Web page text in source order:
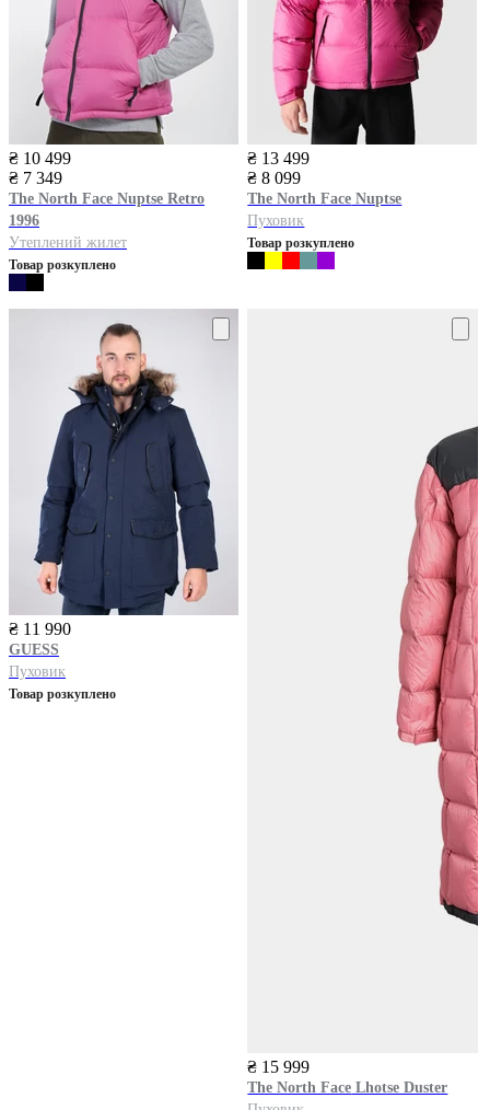
₴ 10 499
₴ 7 349
The North Face Nuptse Retro
1996
Утеплений жилет
Товар розкуплено
₴ 13 499
₴ 8 099
The North Face Nuptse
Пуховик
Товар розкуплено
₴ 11 990
GUESS
Пуховик
Товар розкуплено
₴ 15 999
The North Face Lhotse Duster